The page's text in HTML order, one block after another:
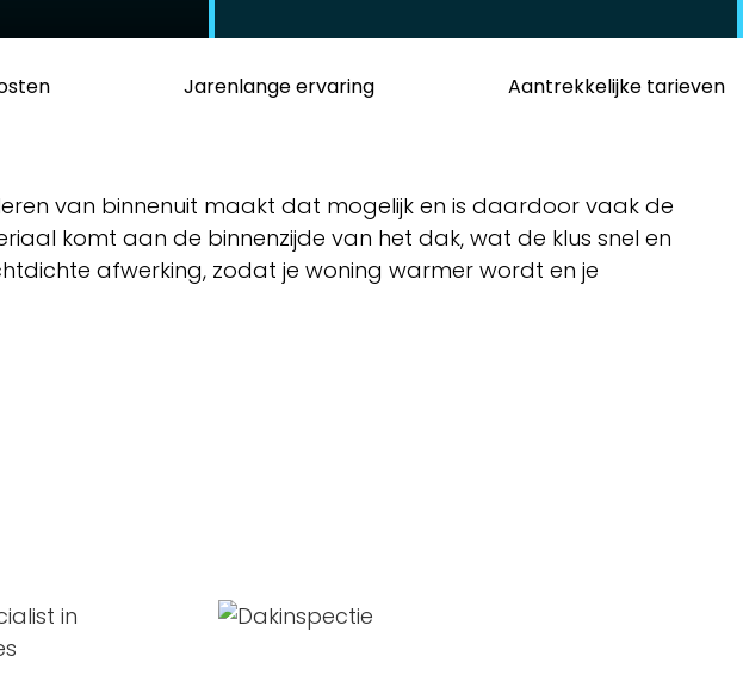
Jarenlange ervaring Aantrekkelijke tarieven
van binnenuit maakt dat mogelijk en is daardoor vaak de
komt aan de binnenzijde van het dak, wat de klus snel en
afwerking, zodat je woning warmer wordt en je